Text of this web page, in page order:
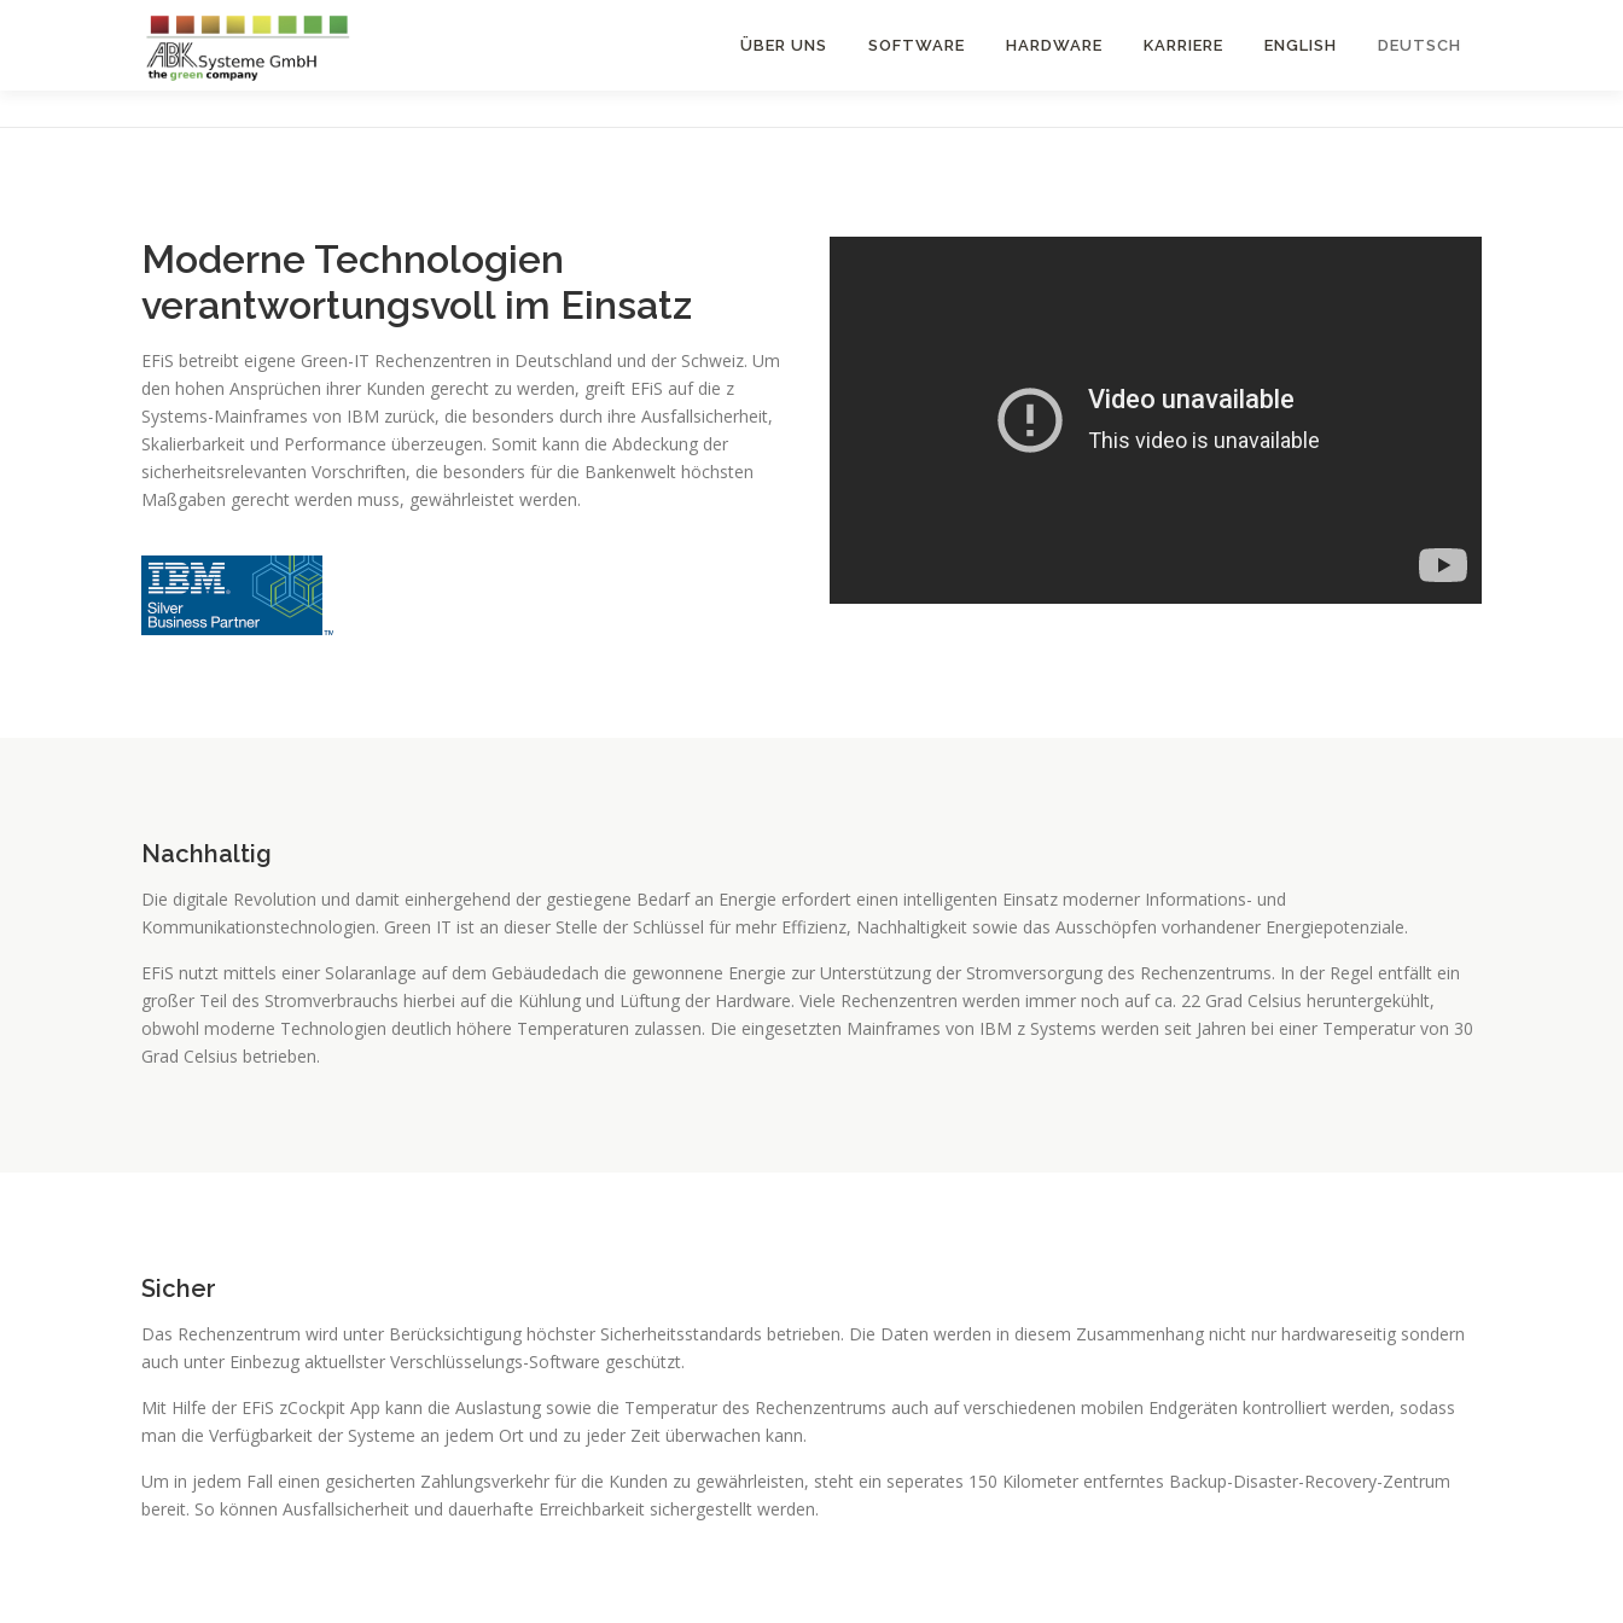
ÜBER UNS SOFTWARE HARDWARE KARRIERE ENGLISH DEUTSCH
Moderne Technologien
verantwortungsvoll im Einsatz
EFiS betreibt eigene Green-IT Rechenzentren in Deutschland und der Schweiz. Um
den hohen Ansprüchen ihrer Kunden gerecht zu werden, greift EFiS auf die z
Systems-Mainframes von IBM zurück, die besonders durch ihre Ausfallsicherheit,
Skalierbarkeit und Performance überzeugen. Somit kann die Abdeckung der
sicherheitsrelevanten Vorschriften, die besonders für die Bankenwelt höchsten
Maßgaben gerecht werden muss, gewährleistet werden.
Nachhaltig
Die digitale Revolution und damit einhergehend der gestiegene Bedarf an Energie erfordert einen intelligenten Einsatz moderner Informations- und
Kommunikationstechnologien. Green IT ist an dieser Stelle der Schlüssel für mehr Effizienz, Nachhaltigkeit sowie das Ausschöpfen vorhandener Energiepotenziale.
EFiS nutzt mittels einer Solaranlage auf dem Gebäudedach die gewonnene Energie zur Unterstützung der Stromversorgung des Rechenzentrums. In der Regel entfällt ein
großer Teil des Stromverbrauchs hierbei auf die Kühlung und Lüftung der Hardware. Viele Rechenzentren werden immer noch auf ca. 22 Grad Celsius heruntergekühlt,
obwohl moderne Technologien deutlich höhere Temperaturen zulassen. Die eingesetzten Mainframes von IBM z Systems werden seit Jahren bei einer Temperatur von 30
Grad Celsius betrieben.
Sicher
Das Rechenzentrum wird unter Berücksichtigung höchster Sicherheitsstandards betrieben. Die Daten werden in diesem Zusammenhang nicht nur hardwareseitig sondern
auch unter Einbezug aktuellster Verschlüsselungs-Software geschützt.
Mit Hilfe der EFiS zCockpit App kann die Auslastung sowie die Temperatur des Rechenzentrums auch auf verschiedenen mobilen Endgeräten kontrolliert werden, sodass
man die Verfügbarkeit der Systeme an jedem Ort und zu jeder Zeit überwachen kann.
Um in jedem Fall einen gesicherten Zahlungsverkehr für die Kunden zu gewährleisten, steht ein seperates 150 Kilometer entferntes Backup-Disaster-Recovery-Zentrum
bereit. So können Ausfallsicherheit und dauerhafte Erreichbarkeit sichergestellt werden.